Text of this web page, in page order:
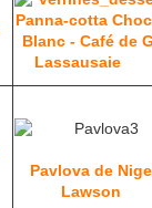
Panna-cotta
Blanc - Café de
Lassausaie
Pavlova de
Lawson